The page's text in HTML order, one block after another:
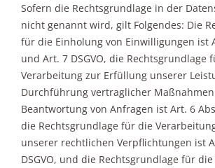
Sofern die Rechtsgrundlage in der
nicht genannt wird, gilt Folgendes: Die
für die Einholung von Einwilligungen ist
und Art. 7 DSGVO, die Rechtsgrundlage
Verarbeitung zur Erfüllung unserer
Durchführung vertraglicher
Beantwortung von Anfragen ist Art. 6
die Rechtsgrundlage für die
unserer rechtlichen Verpflichtungen ist
DSGVO, und die Rechtsgrundlage für